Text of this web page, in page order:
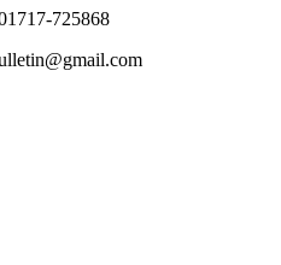
01717-725868